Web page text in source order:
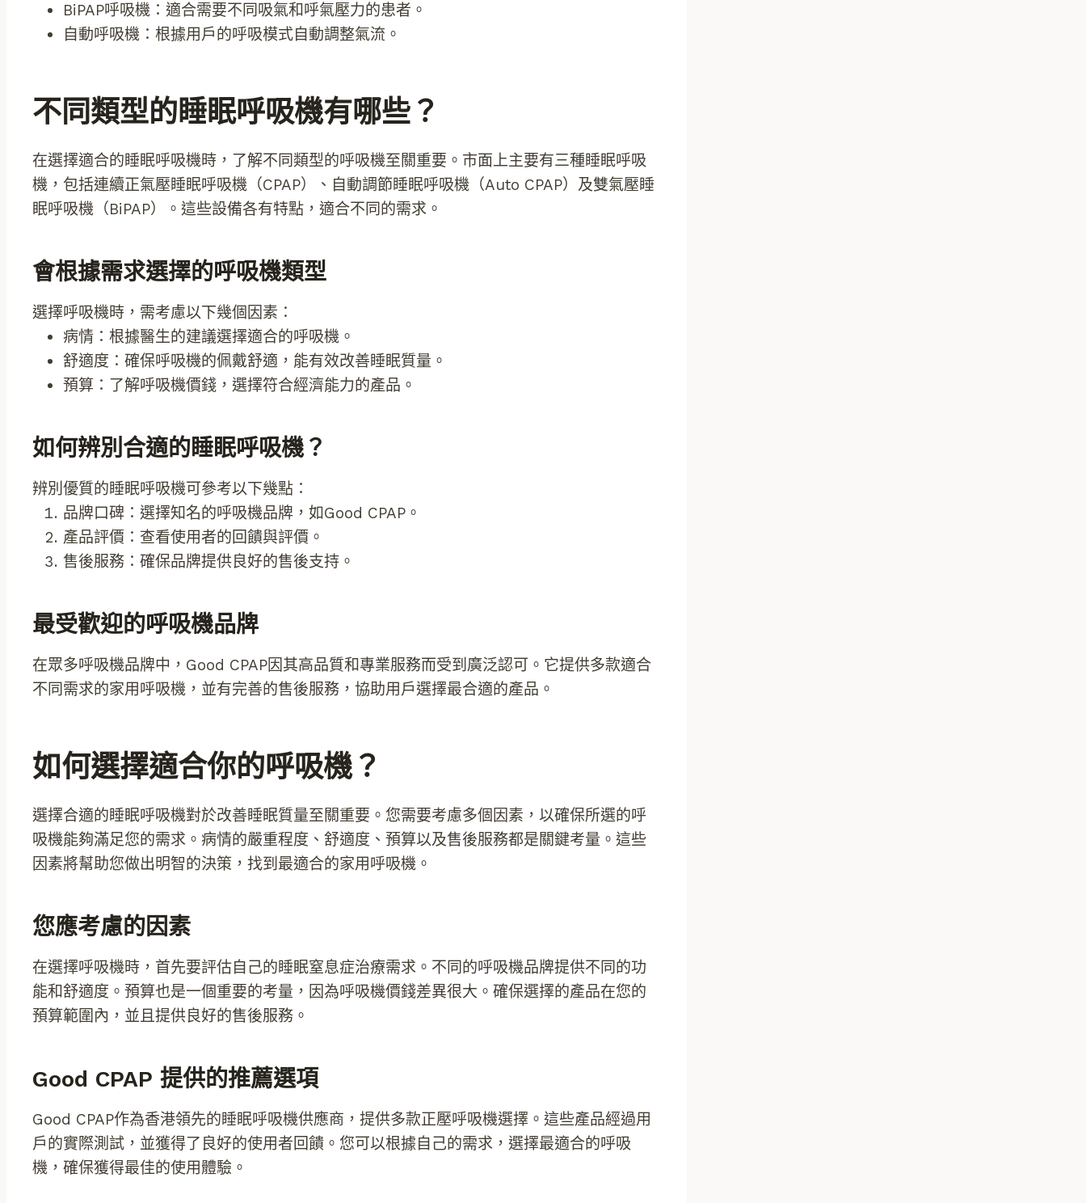
BiPAP呼吸機：適合需要不同吸氣和呼氣壓力的患者。
自動呼吸機：根據用戶的呼吸模式自動調整氣流。
不同類型的睡眠呼吸機有哪些？
在選擇適合的睡眠呼吸機時，了解不同類型的呼吸機至關重要。市面上主要有三種睡眠呼吸
機，包括連續正氣壓睡眠呼吸機（CPAP）、自動調節睡眠呼吸機（Auto CPAP）及雙氣壓睡
眠呼吸機（BiPAP）。這些設備各有特點，適合不同的需求。
會根據需求選擇的呼吸機類型
選擇呼吸機時，需考慮以下幾個因素：
病情：根據醫生的建議選擇適合的呼吸機。
舒適度：確保呼吸機的佩戴舒適，能有效改善睡眠質量。
預算：了解呼吸機價錢，選擇符合經濟能力的產品。
如何辨別合適的睡眠呼吸機？
辨別優質的睡眠呼吸機可參考以下幾點：
品牌口碑：選擇知名的呼吸機品牌，如Good CPAP。
產品評價：查看使用者的回饋與評價。
售後服務：確保品牌提供良好的售後支持。
最受歡迎的呼吸機品牌
在眾多呼吸機品牌中，Good CPAP因其高品質和專業服務而受到廣泛認可。它提供多款適合
不同需求的家用呼吸機，並有完善的售後服務，協助用戶選擇最合適的產品。
如何選擇適合你的呼吸機？
選擇合適的睡眠呼吸機對於改善睡眠質量至關重要。您需要考慮多個因素，以確保所選的呼
吸機能夠滿足您的需求。病情的嚴重程度、舒適度、預算以及售後服務都是關鍵考量。這些
因素將幫助您做出明智的決策，找到最適合的家用呼吸機。
您應考慮的因素
在選擇呼吸機時，首先要評估自己的睡眠窒息症治療需求。不同的呼吸機品牌提供不同的功
能和舒適度。預算也是一個重要的考量，因為呼吸機價錢差異很大。確保選擇的產品在您的
預算範圍內，並且提供良好的售後服務。
Good CPAP 提供的推薦選項
Good CPAP作為香港領先的睡眠呼吸機供應商，提供多款正壓呼吸機選擇。這些產品經過用
戶的實際測試，並獲得了良好的使用者回饋。您可以根據自己的需求，選擇最適合的呼吸
機，確保獲得最佳的使用體驗。